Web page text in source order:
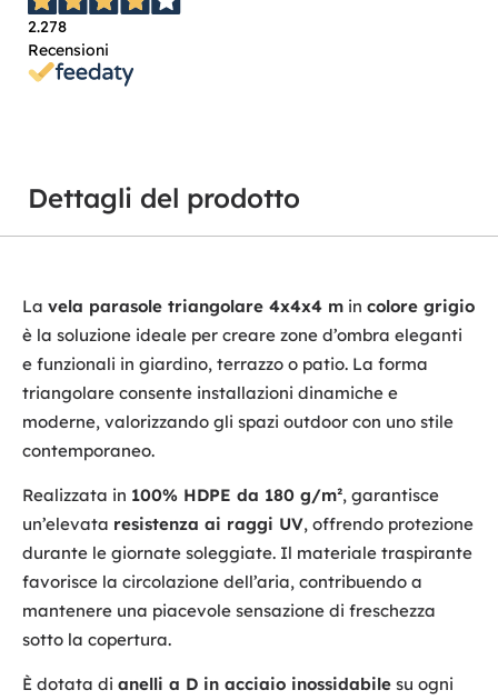
2.278
Recensioni
Dettagli del prodotto
La vela parasole triangolare 4x4x4 m in colore grigio
è la soluzione ideale per creare zone d’ombra eleganti
e funzionali in giardino, terrazzo o patio. La forma
triangolare consente installazioni dinamiche e
moderne, valorizzando gli spazi outdoor con uno stile
contemporaneo.
Realizzata in 100% HDPE da 180 g/m², garantisce
un’elevata resistenza ai raggi UV, offrendo protezione
durante le giornate soleggiate. Il materiale traspirante
favorisce la circolazione dell’aria, contribuendo a
mantenere una piacevole sensazione di freschezza
sotto la copertura.
È dotata di anelli a D in acciaio inossidabile su ogni